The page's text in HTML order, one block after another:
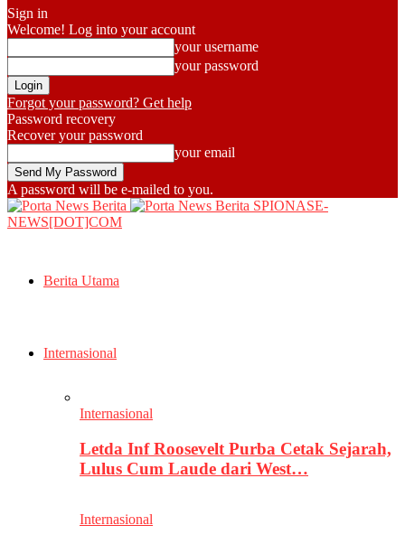
Sign in
Welcome! Log into your account
your username
your password
Forgot your password? Get help
Password recovery
Recover your password
your email
A password will be e-mailed to you.
SPIONASE-
NEWS[DOT]COM
Berita Utama
Internasional
Internasional
Letda Inf Roosevelt Purba Cetak Sejarah,
Lulus Cum Laude dari West…
Internasional